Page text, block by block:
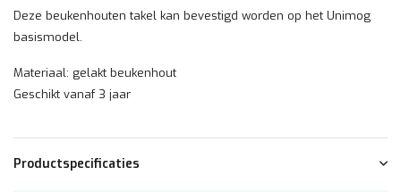
Deze beukenhouten takel kan bevestigd worden op het Unimog
basismodel.
Materiaal: gelakt beukenhout
Geschikt vanaf 3 jaar
Productspecificaties